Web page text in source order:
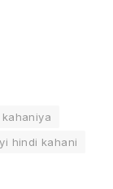
hindi kahani